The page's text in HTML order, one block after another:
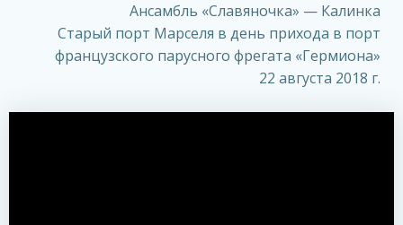
Ансамбль «Славяночка» — Калинка
Старый порт Марселя в день прихода в порт
французского парусного фрегата «Гермиона»
22 августа 2018 г.